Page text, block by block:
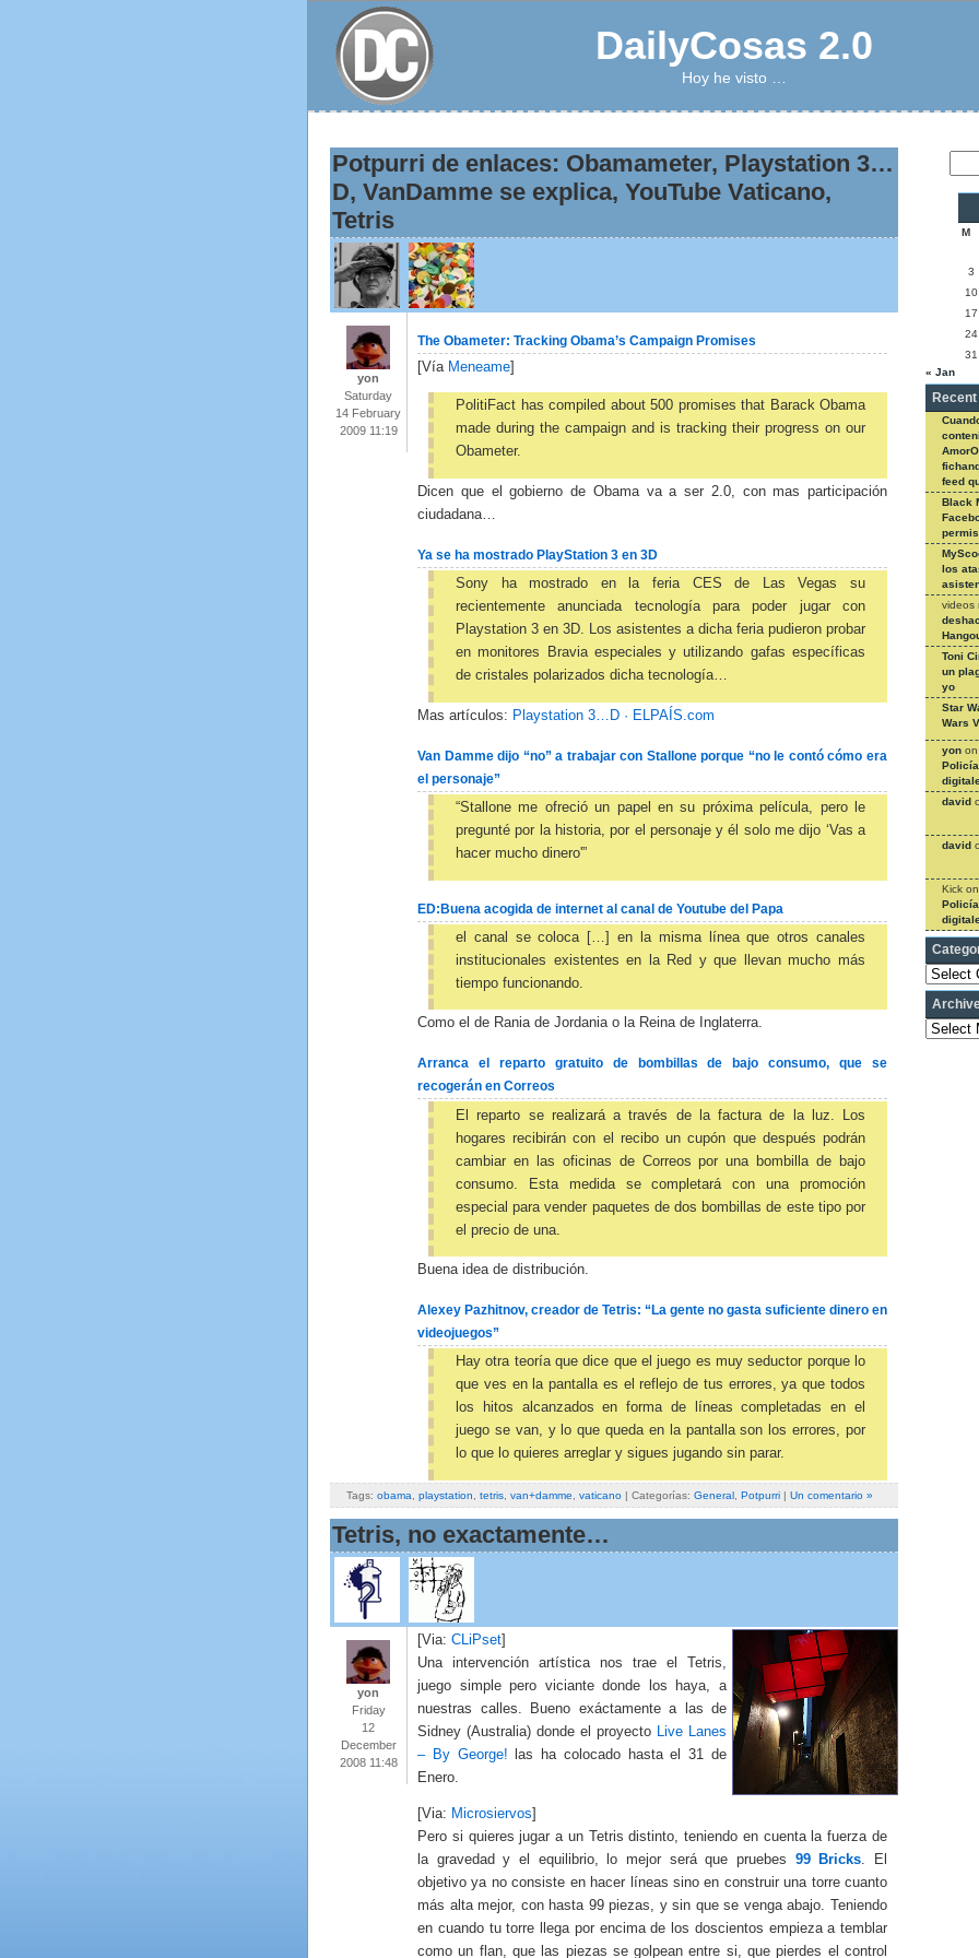
DailyCosas 2.0
Hoy he visto …
Potpurri de enlaces: Obamameter, Playstation 3…
D, VanDamme se explica, YouTube Vaticano,
Tetris
yon
Saturday
14 February
2009 11:19
The Obameter: Tracking Obama’s Campaign Promises
[Vía Meneame]
PolitiFact has compiled about 500 promises that Barack Obama
made during the campaign and is tracking their progress on our
Obameter.
Dicen que el gobierno de Obama va a ser 2.0, con mas participación
ciudadana…
Ya se ha mostrado PlayStation 3 en 3D
Sony ha mostrado en la feria CES de Las Vegas su
recientemente anunciada tecnología para poder jugar con
Playstation 3 en 3D. Los asistentes a dicha feria pudieron probar
en monitores Bravia especiales y utilizando gafas específicas
de cristales polarizados dicha tecnología…
Mas artículos: Playstation 3…D · ELPAÍS.com
Van Damme dijo “no” a trabajar con Stallone porque “no le contó cómo era
el personaje”
“Stallone me ofreció un papel en su próxima película, pero le
pregunté por la historia, por el personaje y él solo me dijo ‘Vas a
hacer mucho dinero'”
ED:Buena acogida de internet al canal de Youtube del Papa
el canal se coloca […] en la misma línea que otros canales
institucionales existentes en la Red y que llevan mucho más
tiempo funcionando.
Como el de Rania de Jordania o la Reina de Inglaterra.
Arranca el reparto gratuito de bombillas de bajo consumo, que se
recogerán en Correos
El reparto se realizará a través de la factura de la luz. Los
hogares recibirán con el recibo un cupón que después podrán
cambiar en las oficinas de Correos por una bombilla de bajo
consumo. Esta medida se completará con una promoción
especial para vender paquetes de dos bombillas de este tipo por
el precio de una.
Buena idea de distribución.
Alexey Pazhitnov, creador de Tetris: “La gente no gasta suficiente dinero en
videojuegos”
Hay otra teoría que dice que el juego es muy seductor porque lo
que ves en la pantalla es el reflejo de tus errores, ya que todos
los hitos alcanzados en forma de líneas completadas en el
juego se van, y lo que queda en la pantalla son los errores, por
lo que lo quieres arreglar y sigues jugando sin parar.
Tags: obama playstation tetris van+damme vaticano | Categorías: General Potpurri | Un comentario »
Tetris, no exactamente…
yon
Friday
12
December
2008 11:48
[Via: CLiPset]
Una intervención artística nos trae el Tetris,
juego simple pero viciante donde los haya, a
nuestras calles. Bueno exáctamente a las de
Sidney (Australia) donde el proyecto
Live Lanes
– By George! las ha colocado hasta el 31 de
Enero.
[Via: Microsiervos
Pero si quieres jugar a un Tetris distinto, teniendo en cuenta la fuerza de
la gravedad y el equilibrio, lo mejor será que pruebes 99 Bricks. El
objetivo ya no consiste en hacer líneas sino en construir una torre cuanto
más alta mejor, con hasta 99 piezas, y sin que se venga abajo. Teniendo
en cuando tu torre llega por encima de los doscientos empieza a temblar
como un flan, que las piezas se golpean entre si, que pierdes el control
M
3
10
17
24
31
« Jan
feed
Black
los
videos
Toni
un
yo
Star
Wars
yon
david
david
Kick
Categories
Archives